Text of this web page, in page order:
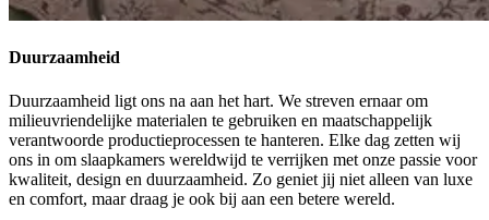
Duurzaamheid
Duurzaamheid ligt ons na aan het hart. We streven ernaar om
milieuvriendelijke materialen te gebruiken en maatschappelijk
verantwoorde productieprocessen te hanteren. Elke dag zetten wij
ons in om slaapkamers wereldwijd te verrijken met onze passie voor
kwaliteit, design en duurzaamheid. Zo geniet jij niet alleen van luxe
en comfort, maar draag je ook bij aan een betere wereld.